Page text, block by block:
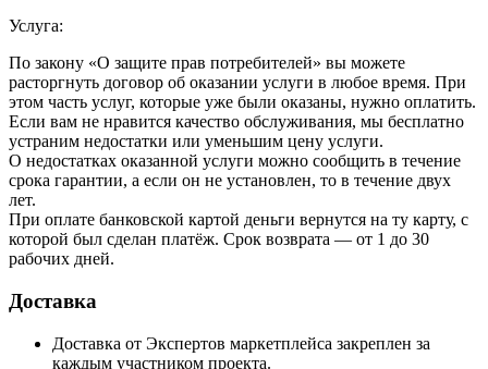
Услуга:
По закону «О защите прав потребителей» вы можете
расторгнуть договор об оказании услуги в любое время. При
этом часть услуг, которые уже были оказаны, нужно оплатить.
Если вам не нравится качество обслуживания, мы бесплатно
устраним недостатки или уменьшим цену услуги.
О недостатках оказанной услуги можно сообщить в течение
срока гарантии, а если он не установлен, то в течение двух
лет.
При оплате банковской картой деньги вернутся на ту карту, с
которой был сделан платёж. Срок возврата — от 1 до 30
рабочих дней.
Доставка
Доставка от Экспертов маркетплейса закреплен за
каждым участником проекта.